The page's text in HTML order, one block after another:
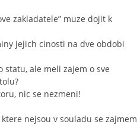
zakladatele” muze dojit k
jejich cinosti na dve obdobi
statu, ale meli zajem o sve
nic se nezmeni!
nejsou v souladu se zajmem